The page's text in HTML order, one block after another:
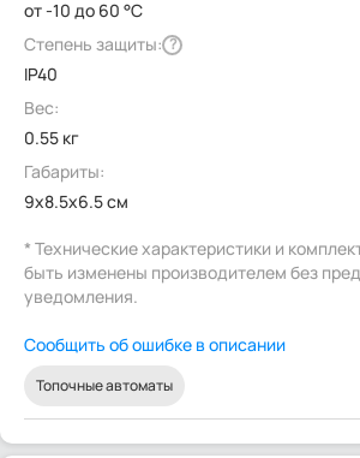
от -10 до 60 °C
Степень защиты: ?
IP40
Вес:
0.55 кг
Габариты:
9x8.5x6.5 см
* Технические характеристики и
быть изменены производителем без
уведомления.
Сообщить об ошибке в описании
Топочные автоматы